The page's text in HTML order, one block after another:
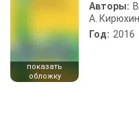
показать
обложку
Авторы:
А.
Год: 2016